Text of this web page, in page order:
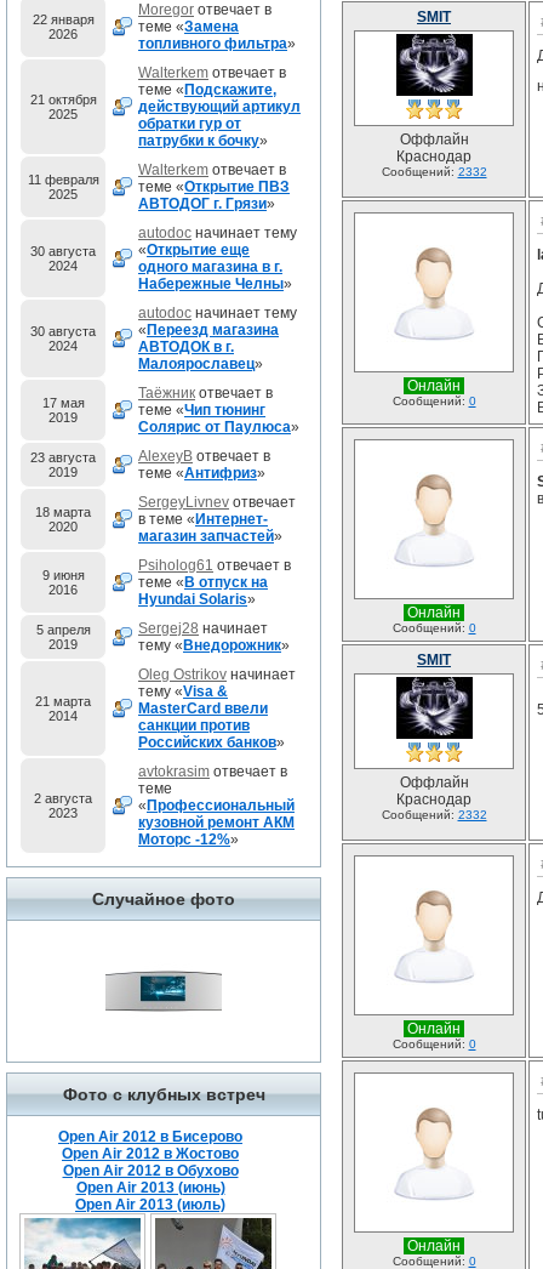
22 января
2026
Moregor отвечает в
теме «Замена
топливного фильтра»
21 октября
2025
Walterkem отвечает в
теме « Подскажите,
действующий артикул
обратки гур от
патрубки к бочку»
11 февраля
2025
Walterkem отвечает в
теме «Открытие ПВЗ
АВТОДОГ г. Грязи»
30 августа
2024
autodoc начинает тему
«Открытие еще
одного магазина в г.
Набережные Челны»
30 августа
2024
autodoc начинает тему
« Переезд магазина
АВТОДОК в г.
Малоярославец»
17 мая
2019
Таёжник отвечает в
теме «Чип тюнинг
Солярис от Паулюса»
23 августа
2019
AlexeyB отвечает в
теме «Антифриз»
18 марта
2020
SergeyLivnev отвечает
в теме « Интернет-
магазин запчастей»
9 июня
2016
Psiholog61 отвечает в
теме « В отпуск на
Hyundai Solaris»
5 апреля
2019
Sergej28 начинает
тему « Внедорожник»
21 марта
2014
Oleg Ostrikov начинает
тему «Visa &
MasterCard ввели
санкции против
Российских банков»
2 августа
2023
avtokrasim отвечает в
теме
« Профессиональный
кузовной ремонт АКМ
Моторс -12%»
Случайное фото
Фото с клубных встреч
Open Air 2012 в Бисерово
Open Air 2012 в Жостово
Open Air 2012 в Обухово
Open Air 2013 (июнь)
Open Air 2013 (июль)
SMIT
Оффлайн
Краснодар
Сообщений: 2332
Онлайн
Сообщений: 0
Онлайн
Сообщений: 0
SMIT
Оффлайн
Краснодар
Сообщений: 2332
Онлайн
Сообщений: 0
Онлайн
Сообщений: 0